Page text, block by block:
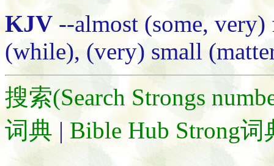
KJV --almost (some,
(while), (very) small
搜索(Search Strongs
词典 | Bible Hub Strong词